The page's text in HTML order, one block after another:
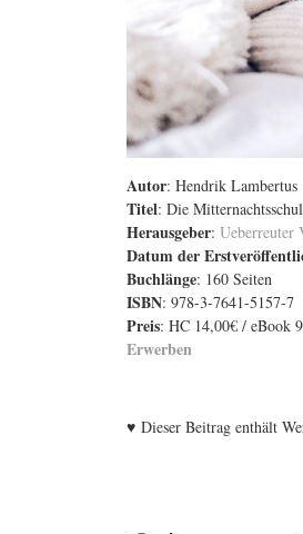
Autor: Hendrik Lambertus
Titel: Die
Herausgeber: Ueberreuter
Datum der
Buchlänge: 160 Seiten
ISBN: 978-3-7641-5157-7
Preis: HC 14,00€ / eBook
Erwerben
♥ Dieser Beitrag enthält